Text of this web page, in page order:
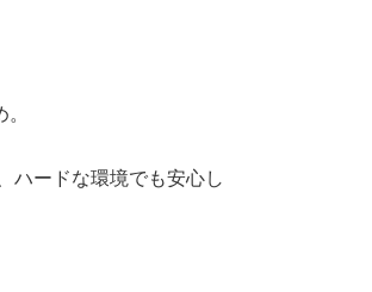
ハードな環境でも安心し